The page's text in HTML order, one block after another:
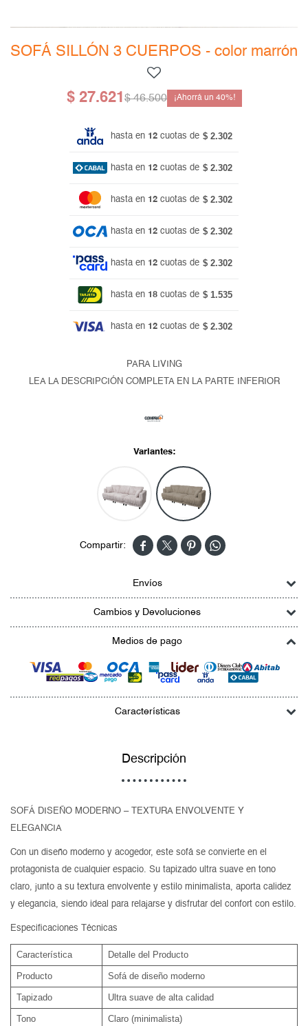
SOFÁ SILLÓN 3 CUERPOS - color marrón
$ 27.621 $ 46.500 40
hasta en 12 cuotas de $ 2.302
hasta en 12 cuotas de $ 2.302
hasta en 12 cuotas de $ 2.302
hasta en 12 cuotas de $ 2.302
hasta en 12 cuotas de $ 2.302
hasta en 18 cuotas de $ 1.535
hasta en 12 cuotas de $ 2.302
PARA LIVING
LEA LA DESCRIPCIÓN COMPLETA EN LA PARTE INFERIOR
Variantes:
   
Envíos
Cambios y Devoluciones
Medios de pago
Características
Descripción
SOFÁ DISEÑO MODERNO – TEXTURA ENVOLVENTE Y
ELEGANCIA
Con un diseño moderno y acogedor, este sofá se convierte en el
protagonista de cualquier espacio. Su tapizado ultra suave en tono
claro, junto a su textura envolvente y estilo minimalista, aporta calidez
y elegancia, siendo ideal para relajarse y disfrutar del confort con estilo.
Especificaciones Técnicas
Característica Detalle del Producto
Producto Sofá de diseño moderno
Tapizado Ultra suave de alta calidad
Tono Claro (minimalista)
Bibliotecas